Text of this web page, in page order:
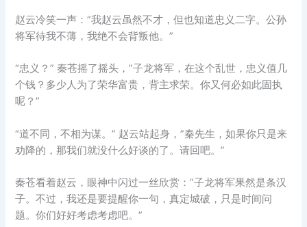
赵云冷笑一声：”我赵云虽然不才，但也知道忠义二字。公孙
将军待我不薄，我绝不会背叛他。”
“忠义？” 秦苍摇了摇头，”子龙将军，在这个乱世，忠义值几
个钱？多少人为了荣华富贵，背主求荣。你又何必如此固执
呢？”
“道不同，不相为谋。” 赵云站起身，”秦先生，如果你只是来
劝降的，那我们就没什么好谈的了。请回吧。”
秦苍看着赵云，眼神中闪过一丝欣赏：”子龙将军果然是条汉
子。不过，我还是要提醒你一句，真定城破，只是时间问
题。你们好好考虑考虑吧。”